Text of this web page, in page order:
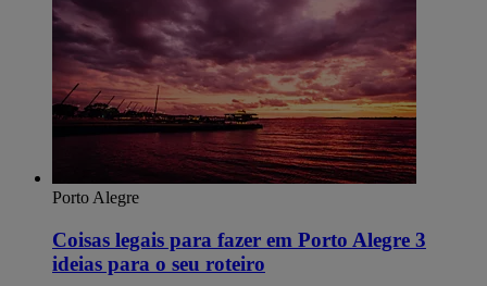
Porto Alegre
Coisas legais para fazer em Porto Alegre​ 3
ideias para o seu roteiro